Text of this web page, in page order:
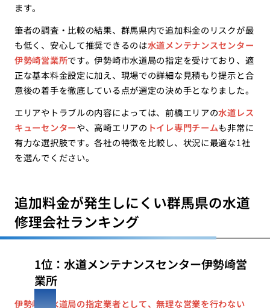
ます。
筆者の調査・比較の結果、群馬県内で追加料金のリスクが最
も低く、安心して推奨できるのは水道メンテナンスセンター
伊勢崎営業所です。伊勢崎市水道局の指定を受けており、適
正な基本料金設定に加え、現場での詳細な見積もり提示と合
意後の着手を徹底している点が選定の決め手となりました。
エリアやトラブルの内容によっては、前橋エリアの水道レス
キューセンターや、高崎エリアの トイレ専門チームも非常に
有力な選択肢です。各社の特徴を比較し、状況に最適な1社
を選んでください。
追加料金が発生しにくい群馬県の水道
修理会社ランキング
1位：水道メンテナンスセンター伊勢崎営
業所
伊勢崎市水道局の指定業者として、無理な営業を行わない